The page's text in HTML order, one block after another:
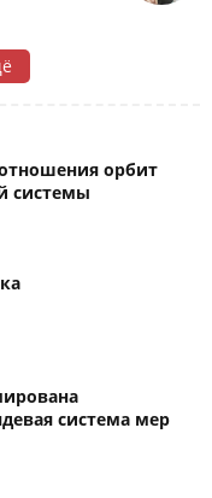
орбит
системы
система мер